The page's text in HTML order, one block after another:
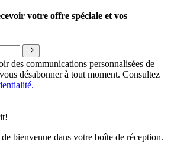
votre offre spéciale et vos
des communications personnalisées de
désabonner à tout moment. Consultez
bienvenue dans votre boîte de réception.